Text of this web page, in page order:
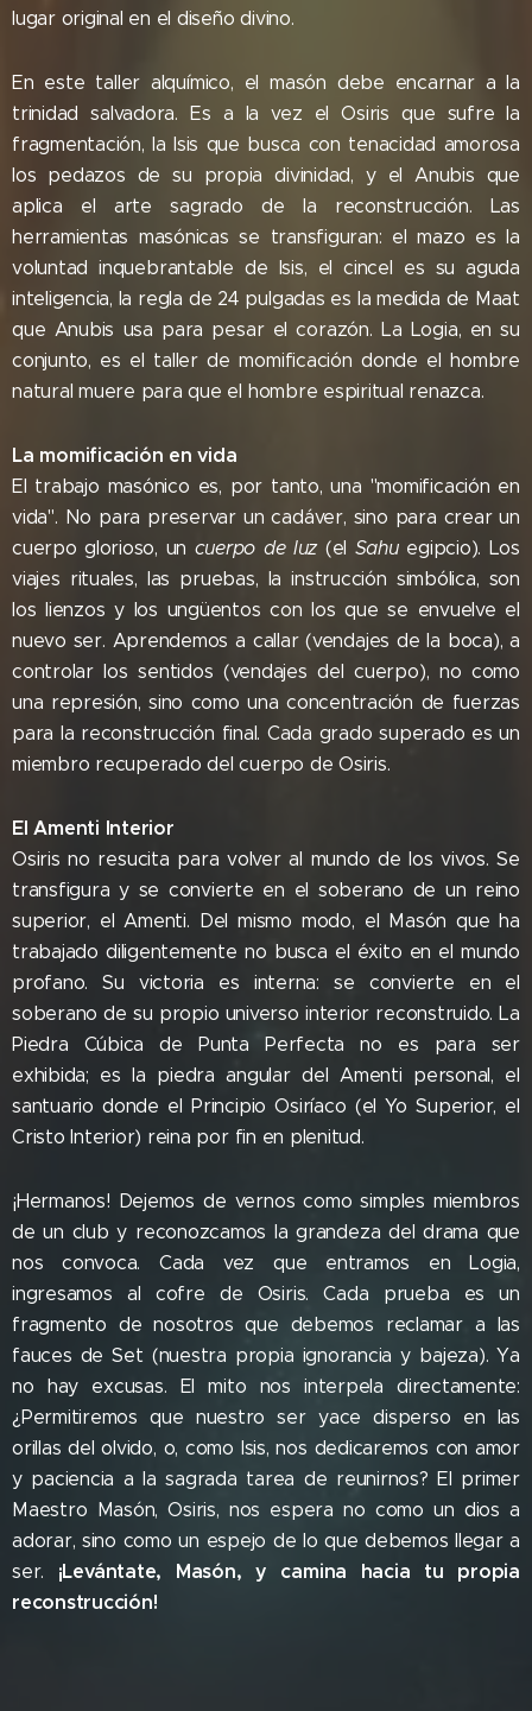
lugar original en el diseño divino.
En este taller alquímico, el masón debe encarnar a la
trinidad salvadora. Es a la vez el Osiris que sufre la
fragmentación, la Isis que busca con tenacidad amorosa
los pedazos de su propia divinidad, y el Anubis que
aplica el arte sagrado de la reconstrucción. Las
herramientas masónicas se transfiguran: el mazo es la
voluntad inquebrantable de Isis, el cincel es su aguda
inteligencia, la regla de 24 pulgadas es la medida de Maat
que Anubis usa para pesar el corazón. La Logia, en su
conjunto, es el taller de momificación donde el hombre
natural muere para que el hombre espiritual renazca.
La momificación en vida
El trabajo masónico es, por tanto, una "momificación en
vida". No para preservar un cadáver, sino para crear un
cuerpo glorioso, un cuerpo de luz(el Sahuegipcio). Los
viajes rituales, las pruebas, la instrucción simbólica, son
los lienzos y los ungüentos con los que se envuelve el
nuevo ser. Aprendemos a callar (vendajes de la boca), a
controlar los sentidos (vendajes del cuerpo), no como
una represión, sino como una concentración de fuerzas
para la reconstrucción final. Cada grado superado es un
miembro recuperado del cuerpo de Osiris.
El Amenti Interior
Osiris no resucita para volver al mundo de los vivos. Se
transfigura y se convierte en el soberano de un reino
superior, el Amenti. Del mismo modo, el Masón que ha
trabajado diligentemente no busca el éxito en el mundo
profano. Su victoria es interna: se convierte en el
soberano de su propio universo interior reconstruido. La
Piedra Cúbica de Punta Perfecta no es para ser
exhibida; es la piedra angular del Amenti personal, el
santuario donde el Principio Osiríaco (el Yo Superior, el
Cristo Interior) reina por fin en plenitud.
¡Hermanos! Dejemos de vernos como simples miembros
de un club y reconozcamos la grandeza del drama que
nos convoca. Cada vez que entramos en Logia,
ingresamos al cofre de Osiris. Cada prueba es un
fragmento de nosotros que debemos reclamar a las
fauces de Set (nuestra propia ignorancia y bajeza). Ya
no hay excusas. El mito nos interpela directamente:
¿Permitiremos que nuestro ser yace disperso en las
orillas del olvido, o, como Isis, nos dedicaremos con amor
y paciencia a la sagrada tarea de reunirnos? El primer
Maestro Masón, Osiris, nos espera no como un dios a
adorar, sino como un espejo de lo que debemos llegar a
ser. ¡Levántate, Masón, y camina hacia tu propia
reconstrucción!